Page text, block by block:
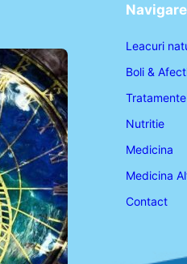
Navigare
Leacuri
Boli &
Nutritie
Medicina
Medicina
Contact